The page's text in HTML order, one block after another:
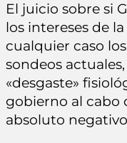
El juicio sobre si
los intereses de
cualquier caso
sondeos
«desgaste»
gobierno al cabo
absoluto